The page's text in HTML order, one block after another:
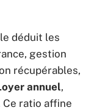
déduit les
gestion
récupérables,
annuel,
Ce ratio affine